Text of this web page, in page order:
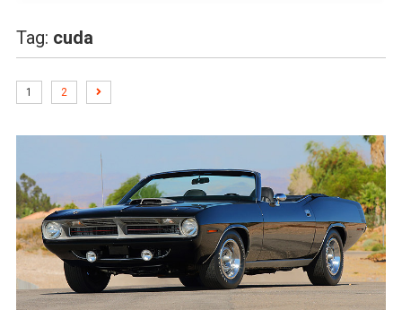
Tag: cuda
1 2